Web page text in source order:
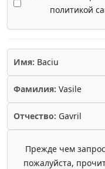
политикой
Имя: Baciu
Фамилия: Vasile
Отчество: Gavril
Прежде чем
пожалуйста,